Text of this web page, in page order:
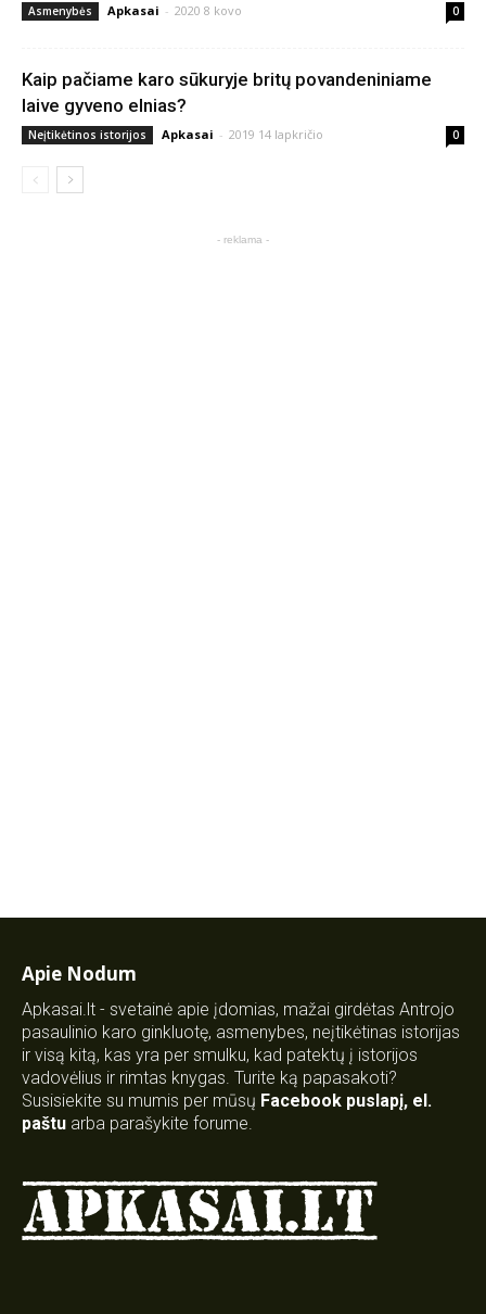
Asmenybės Apkasai - 2020 8 kovo 0
Kaip pačiame karo sūkuryje britų povandeniniame
laive gyveno elnias?
Neįtikėtinos istorijos Apkasai - 2019 14 lapkričio 0
- reklama -
Apie Nodum
Apkasai.lt - svetainė apie įdomias, mažai girdėtas Antrojo
pasaulinio karo ginkluotę, asmenybes, neįtikėtinas istorijas
ir visą kitą, kas yra per smulku, kad patektų į istorijos
vadovėlius ir rimtas knygas. Turite ką papasakoti?
Susisiekite su mumis per mūsų Facebook puslapį, el.
paštu arba parašykite forume.